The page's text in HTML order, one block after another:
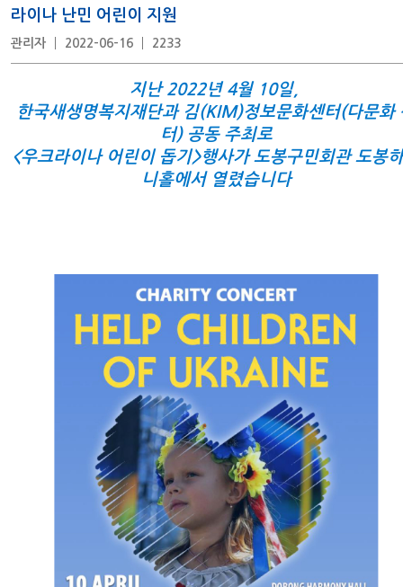
라이나 난민 어린이 지원
관리자 2022-06-16 2233
지난 2022년 4월 10일,
한국새생명복지재단과 김(KIM)정보문화센터(다문화
터) 공동 주최로
<우크라이나 어린이 돕기>행사가 도봉구민회관 도봉
니홀에서 열렸습니다